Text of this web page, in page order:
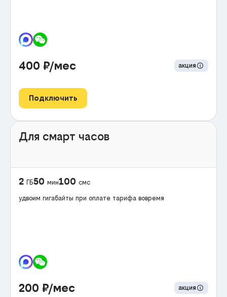
400 ₽/мес акция
Подключить
Для смарт часов
2 ГБ50 мин100 смс
удвоим гигабайты при оплате тарифа вовремя
200 ₽/мес акция